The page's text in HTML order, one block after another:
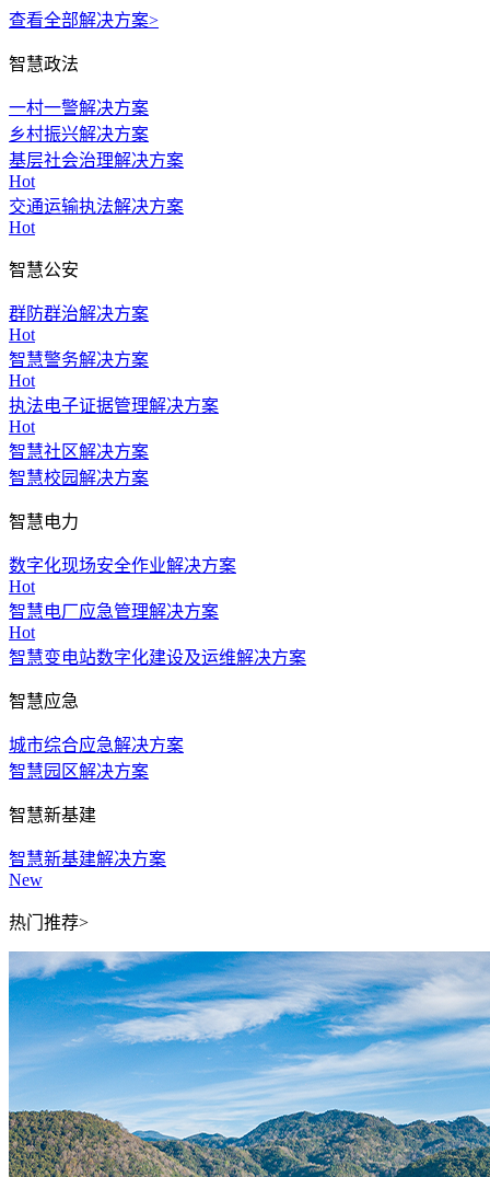
查看全部解决方案>
智慧政法
一村一警解决方案
乡村振兴解决方案
基层社会治理解决方案
Hot
交通运输执法解决方案
Hot
智慧公安
群防群治解决方案
Hot
智慧警务解决方案
Hot
执法电子证据管理解决方案
Hot
智慧社区解决方案
智慧校园解决方案
智慧电力
数字化现场安全作业解决方案
Hot
智慧电厂应急管理解决方案
Hot
智慧变电站数字化建设及运维解决方案
智慧应急
城市综合应急解决方案
智慧园区解决方案
智慧新基建
智慧新基建解决方案
New
热门推荐>